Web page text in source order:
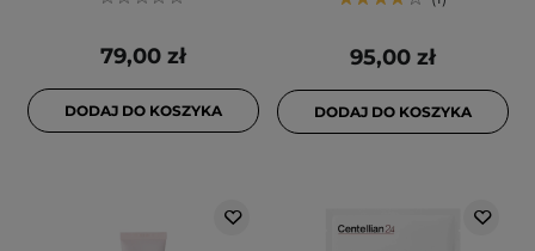
79,00 zł
DODAJ DO KOSZYKA
95,00 zł
DODAJ DO KOSZYKA